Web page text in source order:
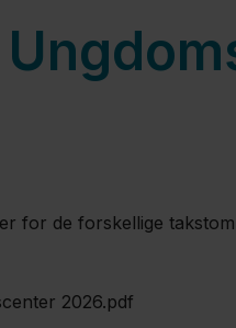
for de forskellige
2026.pdf